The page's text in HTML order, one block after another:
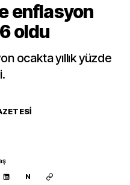
enflasyon
oldu
ocakta yıllık yüzde
N